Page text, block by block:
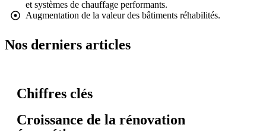
et systèmes de chauffage performants.
Augmentation de la valeur des bâtiments réhabilités.
Nos derniers articles
Chiffres clés
Croissance de la rénovation